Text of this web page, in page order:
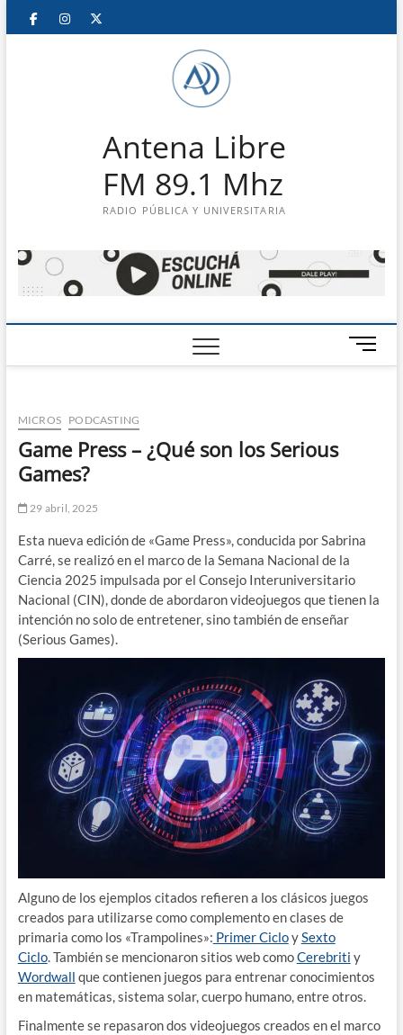
Saltar
FacebookInstagram
Antena Libre
FM 89.1 Mhz
RADIO PÚBLICA Y UNIVERSITARIA
B
o
ú
MICROS PODCASTING
Game Press – ¿Qué son los Serious
Games?
29 abril, 2025
Esta nueva edición de «Game Press», conducida por Sabrina
Carré, se realizó en el marco de la Semana Nacional de la
Ciencia 2025 impulsada por el Consejo Interuniversitario
Nacional (CIN), donde de abordaron videojuegos que tienen la
intención no solo de entretener, sino también de enseñar
(Serious Games).
Alguno de los ejemplos citados refieren a los clásicos juegos
creados para utilizarse como complemento en clases de
primaria como los «Trampolines»: Primer CicloySexto
Ciclo. También se mencionaron sitios web comoCerebriti y
Wordwall que contienen juegos para entrenar conocimientos
en matemáticas, sistema solar, cuerpo humano, entre otros.
Finalmente se repasaron dos videojuegos creados en el marco